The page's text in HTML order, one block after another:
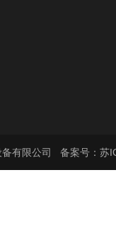
备有限公司 备案号：苏